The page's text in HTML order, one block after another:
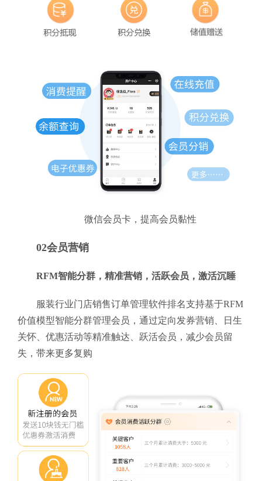
微信会员卡，提高会员黏性
02会员营销
RFM智能分群，精准营销，活跃会员，激活沉睡
服装行业门店销售订单管理软件排名支持基于RFM
价值模型智能分群管理会员，通过定向发券营销、日生
关怀、优惠活动等精准触达、跃活会员，减少会员留
失，带来更多复购